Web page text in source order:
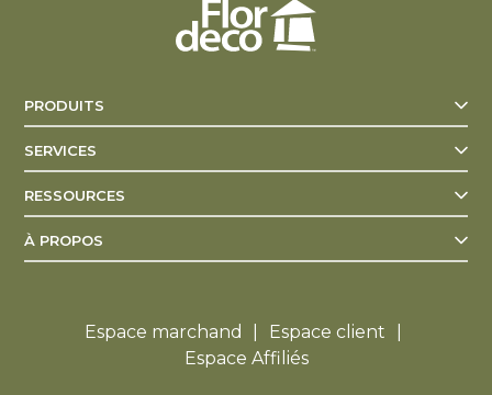
PRODUITS
SERVICES
RESSOURCES
À PROPOS
Espace marchand
Espace client
Espace Affiliés